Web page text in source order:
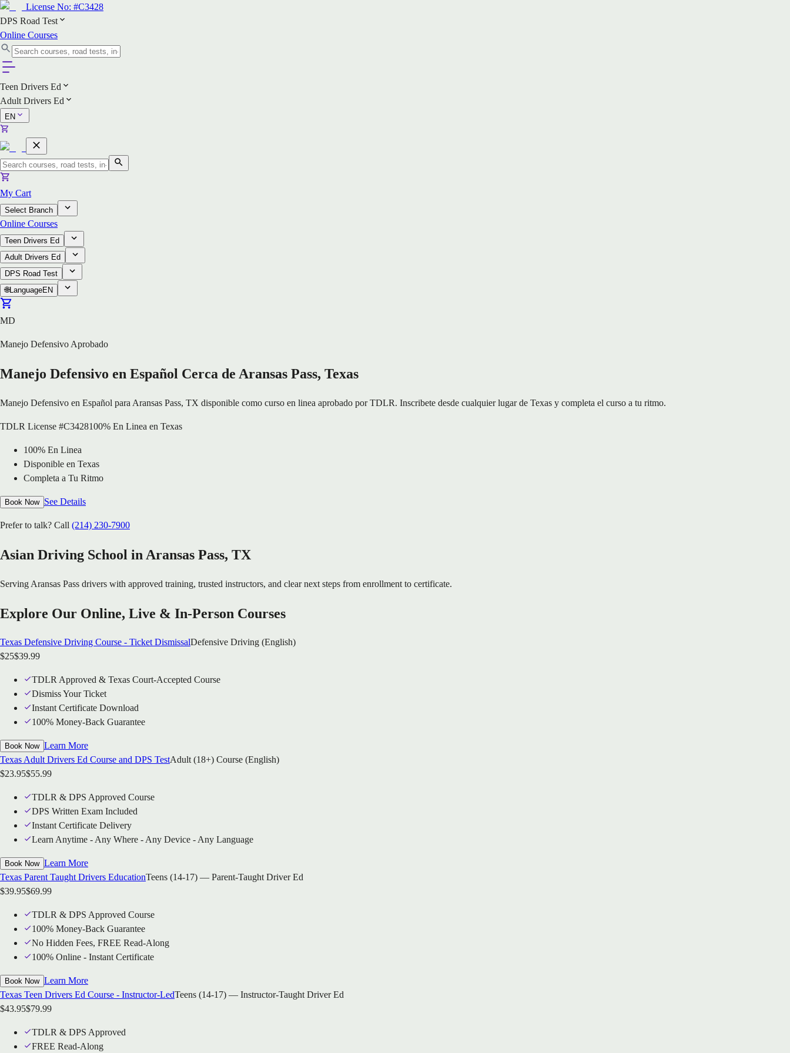
License No: #C3428
DPS Road Test
Online Courses
Teen Drivers Ed
Adult Drivers Ed
EN
My Cart
Select Branch
Online Courses
Teen Drivers Ed
Adult Drivers Ed
DPS Road Test
🌐LanguageEN
MD
Manejo Defensivo Aprobado
Manejo Defensivo en Español Cerca de Aransas Pass, Texas
Manejo Defensivo en Español para Aransas Pass, TX disponible como curso en linea aprobado por TDLR. Inscribete desde cualquier lugar de Texas y completa el curso a tu ritmo.
TDLR License #C3428100% En Linea en Texas
100% En Linea
Disponible en Texas
Completa a Tu Ritmo
Book Now See Details
Prefer to talk? Call (214) 230-7900
Asian Driving School in Aransas Pass, TX
Serving Aransas Pass drivers with approved training, trusted instructors, and clear next steps from enrollment to certificate.
Explore Our Online, Live & In-Person Courses
Texas Defensive Driving Course - Ticket DismissalDefensive Driving (English)
$25$39.99
TDLR Approved & Texas Court-Accepted Course
Dismiss Your Ticket
Instant Certificate Download
100% Money-Back Guarantee
Book Now Learn More
Texas Adult Drivers Ed Course and DPS TestAdult (18+) Course (English)
$23.95$55.99
TDLR & DPS Approved Course
DPS Written Exam Included
Instant Certificate Delivery
Learn Anytime - Any Where - Any Device - Any Language
Book Now Learn More
Texas Parent Taught Drivers EducationTeens (14-17) — Parent-Taught Driver Ed
$39.95$69.99
TDLR & DPS Approved Course
100% Money-Back Guarantee
No Hidden Fees, FREE Read-Along
100% Online - Instant Certificate
Book Now Learn More
Texas Teen Drivers Ed Course - Instructor-LedTeens (14-17) — Instructor-Taught Driver Ed
$43.95$79.99
TDLR & DPS Approved
FREE Read-Along